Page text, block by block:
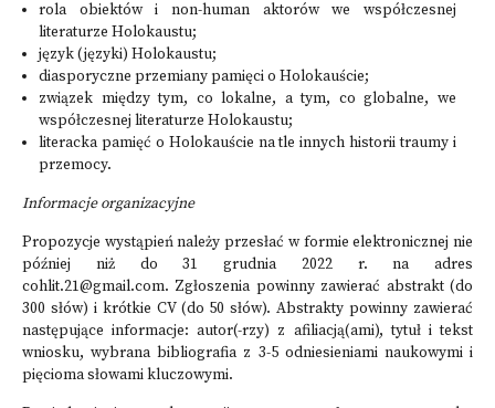
rola obiektów i non-human aktorów we współczesnej
literaturze Holokaustu;
język (języki) Holokaustu;
diasporyczne przemiany pamięci o Holokauście;
związek między tym, co lokalne, a tym, co globalne, we
współczesnej literaturze Holokaustu;
literacka pamięć o Holokauście na tle innych historii traumy i
przemocy.
Informacje organizacyjne
Propozycje wystąpień należy przesłać w formie elektronicznej nie
później niż do 31 grudnia 2022 r. na adres
cohlit.21@gmail.com. Zgłoszenia powinny zawierać abstrakt (do
300 słów) i krótkie CV (do 50 słów). Abstrakty powinny zawierać
następujące informacje: autor(-rzy) z afiliacją(ami), tytuł i tekst
wniosku, wybrana bibliografia z 3-5 odniesieniami naukowymi i
pięcioma słowami kluczowymi.